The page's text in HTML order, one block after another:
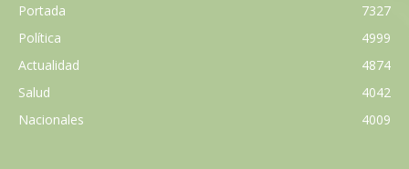
Portada
7327
Política
4999
Actualidad
4874
Salud
4042
Nacionales
4009